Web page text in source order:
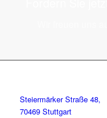
Steiermärker Straße 48,
70469 Stuttgart